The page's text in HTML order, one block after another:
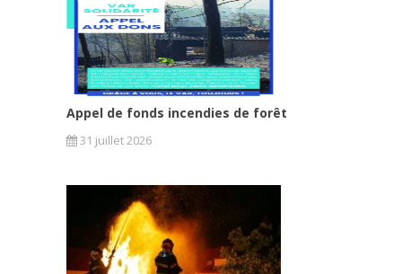
Appel de fonds incendies de forêt
31 juillet 2026